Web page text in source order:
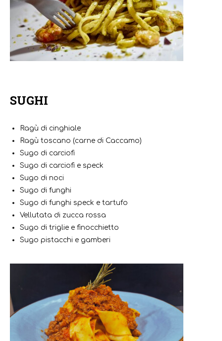
SUGHI
Ragù di cinghiale
Ragù toscano (carne di Caccamo)
Sugo di carciofi
Sugo di carciofi e speck
Sugo di noci
Sugo di funghi
Sugo di funghi speck e tartufo
Vellutata di zucca rossa
Sugo di triglie e finocchietto
Sugo pistacchi e gamberi